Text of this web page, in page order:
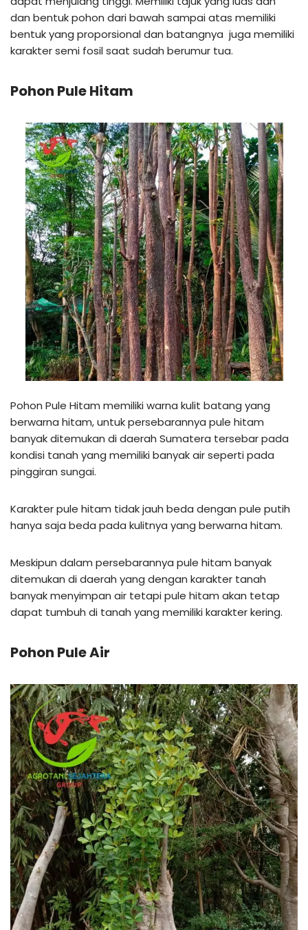
dan bentuk pohon dari bawah sampai atas memiliki
bentuk yang proporsional dan batangnya juga memiliki
karakter semi fosil saat sudah berumur tua.
Pohon Pule Hitam
Pohon Pule Hitam memiliki warna kulit batang yang
berwarna hitam, untuk persebarannya pule hitam
banyak ditemukan di daerah Sumatera tersebar pada
kondisi tanah yang memiliki banyak air seperti pada
pinggiran sungai.
Karakter pule hitam tidak jauh beda dengan pule putih
hanya saja beda pada kulitnya yang berwarna hitam.
Meskipun dalam persebarannya pule hitam banyak
ditemukan di daerah yang dengan karakter tanah
banyak menyimpan air tetapi pule hitam akan tetap
dapat tumbuh di tanah yang memiliki karakter kering.
Pohon Pule Air